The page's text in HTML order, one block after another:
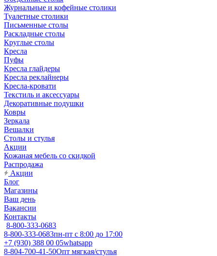
Журнальные и кофейные столики
Туалетные столики
Письменные столы
Раскладные столы
Круглые столы
Кресла
Пуфы
Кресла глайдеры
Кресла реклайнеры
Кресла-кровати
Текстиль и аксессуары
Декоративные подушки
Ковры
Зеркала
Вешалки
Столы и стулья
Акции
Кожаная мебель со скидкой
Распродажа
Акции
Блог
Магазины
Ваш день
Вакансии
Контакты
8-800-333-0683
8-800-333-0683пн-пт с 8:00 до 17:00
+7 (930) 388 00 05whatsapp
8-804-700-41-50Опт мягкая/стулья